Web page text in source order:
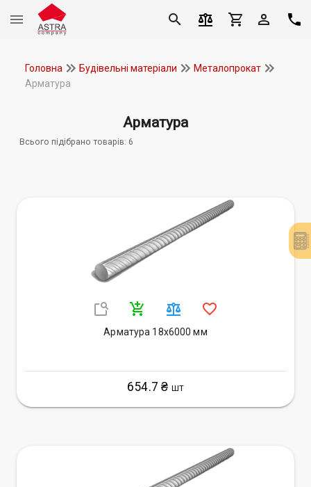
Головна Будівельні матеріали
Металопрокат
Арматура
Арматура
Всього підібрано товарів: 6
Арматура 18х6000 мм
654.7 ₴ ШТ